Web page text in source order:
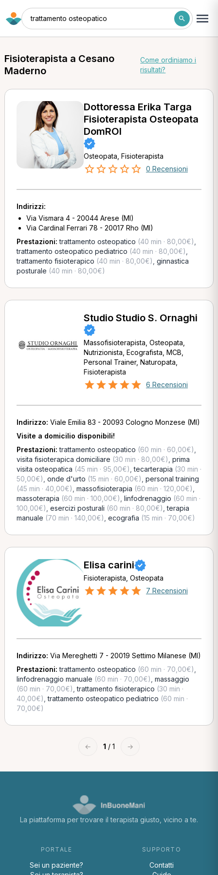
trattamento osteopatico
Fisioterapista a Cesano
Maderno
Come ordiniamo i
risultati?
Dottoressa Erika Targa
Fisioterapista Osteopata
DomROI
Osteopata, Fisioterapista
0 Recensioni
Indirizzi:
Via Vismara 4 - 20044 Arese (MI)
Via Cardinal Ferrari 78 - 20017 Rho (MI)
Prestazioni:trattamento osteopatico (40 min · 80,00€)
trattamento osteopatico pediatrico (40 min · 80,00€)
trattamento fisioterapico (40 min · 80,00€) ginnastica
posturale (40 min · 80,00€)
Studio Studio S. Ornaghi
Massofisioterapista, Osteopata,
Nutrizionista, Ecografista, MCB,
Personal Trainer, Naturopata,
Fisioterapista
6 Recensioni
Indirizzo: Viale Emilia 83 - 20093 Cologno Monzese (MI)
Visite a domicilio disponibili!
Prestazioni:trattamento osteopatico (60 min · 60,00€)
visita fisioterapica domiciliare (30 min · 80,00€) prima
visita osteopatica (45 min · 95,00€) ,tecarterapia (30 min ·
50,00€) onde d'urto (15 min · 60,00€) personal training
(45 min · 40,00€) massofisioterapia (60 min · 120,00€)
massoterapia (60 min · 100,00€) linfodrenaggio (60 min ·
100,00€) esercizi posturali (60 min · 80,00€) ,terapia
manuale (70 min · 140,00€) ecografia (15 min · 70,00€)
Elisa carini
Fisioterapista, Osteopata
7 Recensioni
Indirizzo: Via Mereghetti 7 - 20019 Settimo Milanese (MI)
Prestazioni:trattamento osteopatico (60 min · 70,00€)
linfodrenaggio manuale (60 min · 70,00€) massaggio
(60 min · 70,00€) ,trattamento fisioterapico (30 min ·
40,00€) ,trattamento osteopatico pediatrico (60 min ·
70,00€)
← 1 / 1 →
La piattaforma per trovare il terapista giusto, vicino a te.
PORTALE
Sei un paziente?
SUPPORTO
Contatti